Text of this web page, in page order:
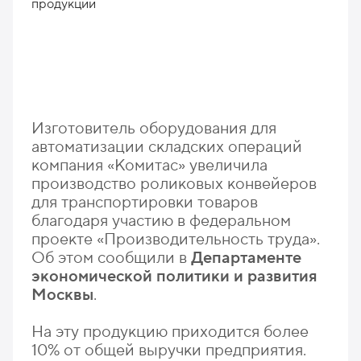
Изготовитель оборудования для
автоматизации складских операций
компания «Комитас» увеличила
производство роликовых конвейеров
для транспортировки товаров
благодаря участию в федеральном
проекте «Производительность труда».
Об этом сообщили вДепартаменте
экономической политики и развития
Москвы.
На эту продукцию приходится более
10% от общей выручки предприятия.